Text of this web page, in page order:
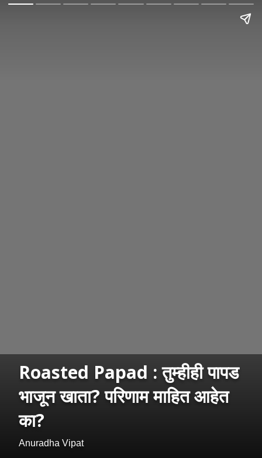
Roasted Papad : तुम्हीही पापड
भाजून खाता? परिणाम माहित आहेत
का?
Anuradha Vipat